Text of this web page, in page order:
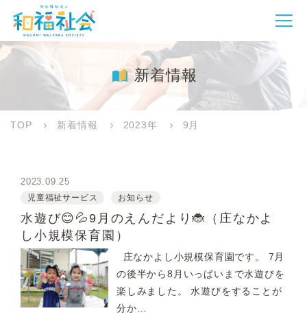
新着情報
TOP 新着情報 2023年 9月
2023.09.25
児童福祉サービス お知らせ
水遊び😊💦9月のえんだより🐞（庄なかよ
し小規模保育園）
庄なかよし小規模保育園です。 7月
の後半から8月いっぱいまで水遊びを
楽しみました。 水遊びをすることが
分か…